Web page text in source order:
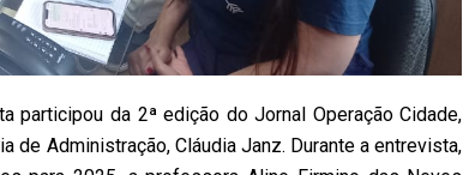
da 2ª edição do Jornal Operação Cidade,
Administração, Cláudia Janz. Durante a entrevista,